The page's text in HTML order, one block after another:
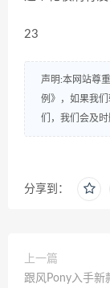
23
声明:本网站尊
例》，如果我
们，我们会及时
分享到：
上一篇
跟风Pony入手新